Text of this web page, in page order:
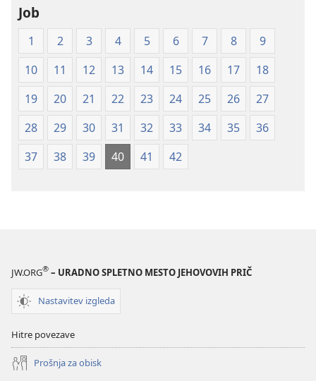
(izdano 2009)
Job
1 2 3 4 5 6 7 8
9
10
11 12 13 14 15 16 17
18
19
20 21 22 23 24 25 26
27
28
29 30 31 32 33 34 35
36
37
38 39 40 41 42
JW.ORG® – URADNO SPLETNO MESTO JEHOVOVIH PRIČ
Nastavitev izgleda
Hitre povezave
Prošnja za obisk